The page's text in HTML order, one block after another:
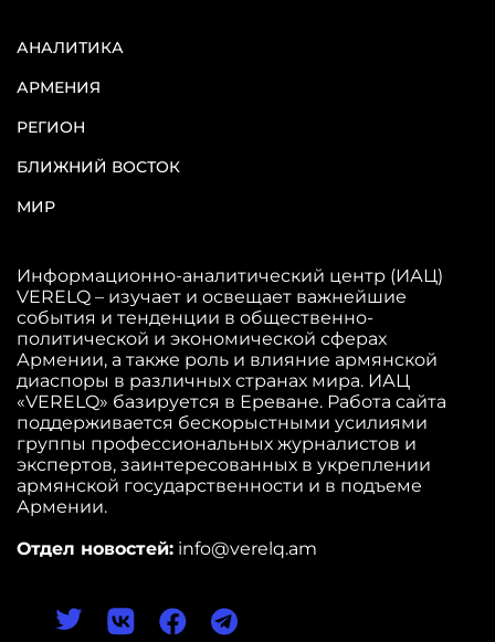
АНАЛИТИКА
АРМЕНИЯ
РЕГИОН
БЛИЖНИЙ ВОСТОК
МИР
Информационно-аналитический центр (ИАЦ)
VERELQ – изучает и освещает важнейшие
события и тенденции в общественно-
политической и экономической сферах
Армении, а также роль и влияние армянской
диаспоры в различных странах мира. ИАЦ
«VERELQ» базируется в Ереване. Работа сайта
поддерживается бескорыстными усилиями
группы профессиональных журналистов и
экспертов, заинтересованных в укреплении
армянской государственности и в подъеме
Армении.
Отдел новостей: info@verelq.am